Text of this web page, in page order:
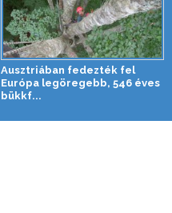
Ausztriában fedezték fel
Európa legöregebb, 546 éves
bükkf...